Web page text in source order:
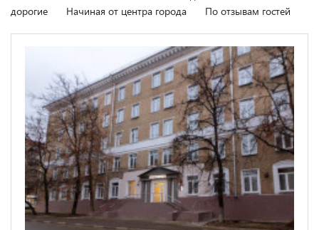
дорогие
Начиная от центра города По отзывам гостей